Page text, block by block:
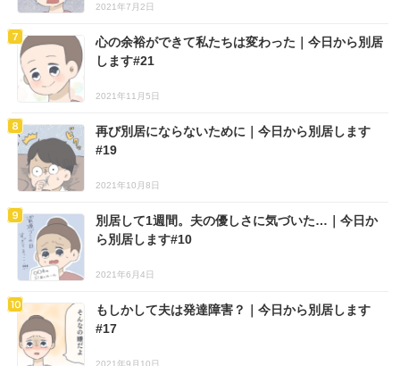
2021年7月2日
心の余裕ができて私たちは変わった｜今日から別居
します#21
2021年11月5日
再び別居にならないために｜今日から別居します
#19
2021年10月8日
別居して1週間。夫の優しさに気づいた…｜今日か
ら別居します#10
2021年6月4日
もしかして夫は発達障害？｜今日から別居します
#17
2021年9月10日